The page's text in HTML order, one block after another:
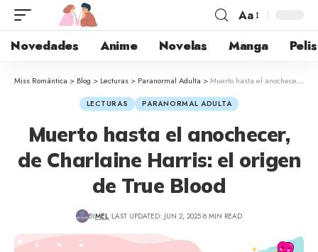
Aa
Novedades Anime Novelas Manga Pelis
Miss Romántica > Blog > Lecturas > Paranormal Adulta >Muerto hasta el anochecer, de Charlaine Harris: el origen de True Blood
LECTURAS PARANORMAL ADULTA
Muerto hasta el anochecer,
de Charlaine Harris: el origen
de True Blood
BYMEL LAST UPDATED: JUN 2, 2025 6 MIN READ